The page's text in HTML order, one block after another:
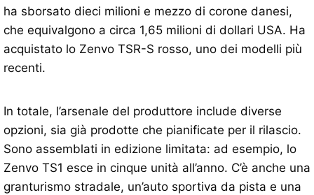
ha sborsato dieci milioni e mezzo di corone danesi,
che equivalgono a circa 1,65 milioni di dollari USA. Ha
acquistato lo Zenvo TSR-S rosso, uno dei modelli più
recenti.
In totale, l’arsenale del produttore include diverse
opzioni, sia già prodotte che pianificate per il rilascio.
Sono assemblati in edizione limitata: ad esempio, lo
Zenvo TS1 esce in cinque unità all’anno. C’è anche una
granturismo stradale, un’auto sportiva da pista e una